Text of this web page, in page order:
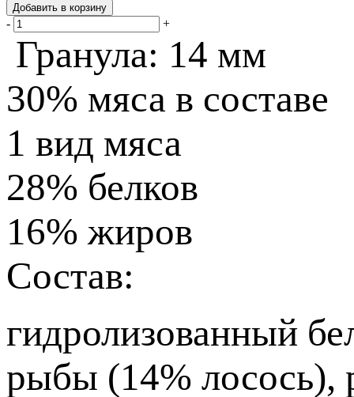
Добавить в корзину
- Лосось
(средние
породы)
quantity
+
Гранула: 14 мм
30% мяса в составе
1 вид мяса
28% белков
16% жиров
Состав:
гидролизованный
рыбы (14% лосось),